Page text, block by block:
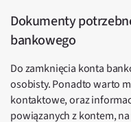
Dokumenty
bankowego
Do zamknięcia konta
osobisty. Ponadto warto
kontaktowe, oraz
powiązanych z kontem,